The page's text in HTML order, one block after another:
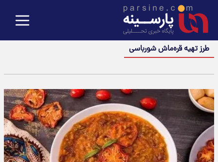
طرز تهیه قره‌ماش شورباسی